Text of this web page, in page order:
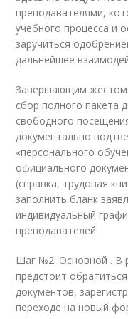
преподавателями,
учебного процесса и
заручиться
дальнейшее
Завершающим жестом
сбор полного пакета
свободного
документально
«персонального
официального
(справка, трудовая
заполнить бланк
индивидуальный
преподавателей.
Шаг №2. Основной . В
предстоит
документов,
переходе на новый